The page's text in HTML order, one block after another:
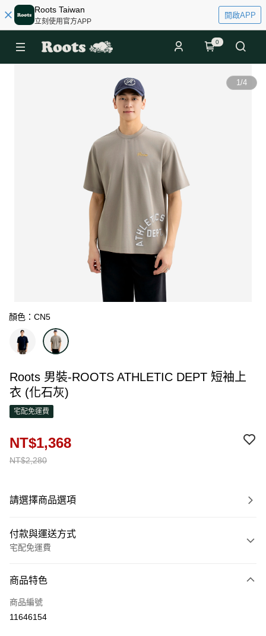
Roots Taiwan
立刻使用官方APP
開啟APP
0
1/4
顏色：CN5
Roots 男裝-ROOTS ATHLETIC DEPT 短袖上
衣 (化石灰)
宅配免運費
NT$2,280
NT$1,368
請選擇商品選項
付款與運送方式
宅配免運費
信用卡一次付款
信用卡分期付款
商品特色
商品編號
11646154